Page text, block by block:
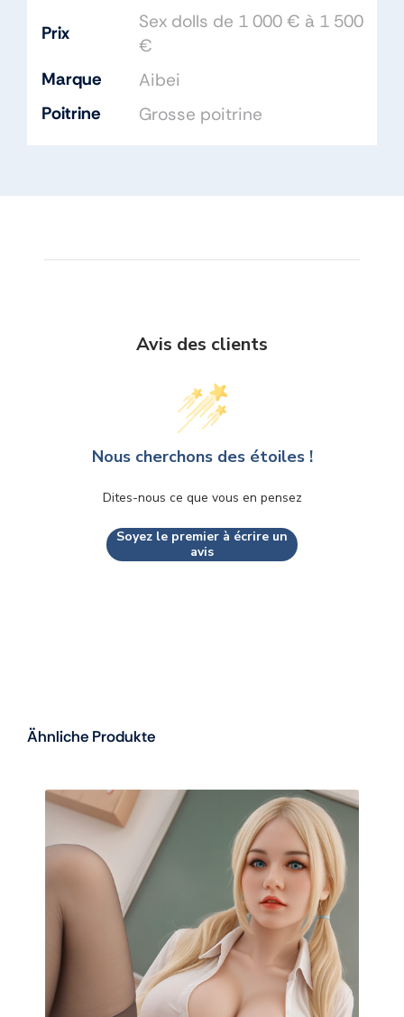
Prix
Sex dolls de 1 000 € à 1 500
€
Marque
Aibei
Poitrine
Grosse poitrine
Avis des clients
Nous cherchons des étoiles !
Dites-nous ce que vous en pensez
Soyez le premier à écrire un
avis
Ähnliche Produkte